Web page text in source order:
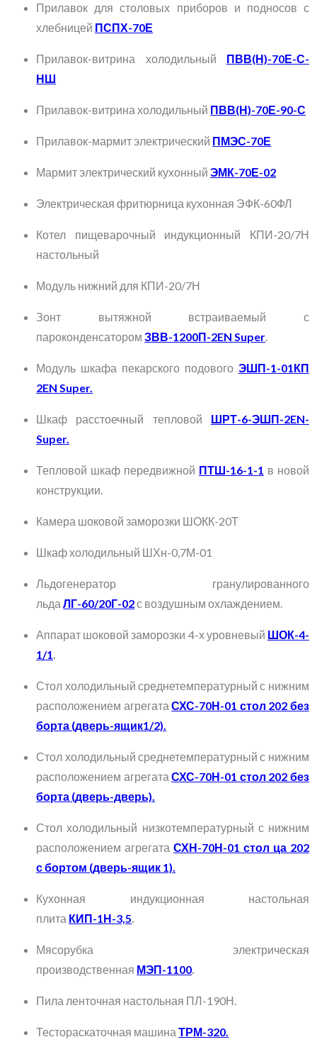
Прилавок для столовых приборов и подносов с
хлебницей ПСПХ-70Е
Прилавок-витрина холодильный ПВВ(Н)-70Е-С-
НШ
Прилавок-витрина холодильный ПВВ(Н)-70Е-90-С
Прилавок-мармит электрический ПМЭС-70Е
Мармит электрический кухонныйЭМК-70Е-02
Электрическая фритюрница кухонная ЭФК-60ФЛ
Котел пищеварочный индукционный КПИ-20/7Н
настольный
Модуль нижний для КПИ-20/7Н
Зонт вытяжной встраиваемый с
пароконденсаторомЗВВ-1200П-2EN Super.
Модуль шкафа пекарского подового ЭШП-1-01КП
2EN Super.
Шкаф расстоечный тепловой ШРТ-6-ЭШП-2EN-
Super.
Тепловой шкаф передвижной ПТШ-16-1-1 в новой
конструкции.
Камера шоковой заморозки ШОКК-20Т
Шкаф холодильный ШХн-0,7М-01
Льдогенератор гранулированного
льдаЛГ-60/20Г-02с воздушным охлаждением.
Аппарат шоковой заморозки 4-х уровневый ШОК-4-
1/1.
Стол холодильный среднетемпературный с нижним
расположением агрегатаСХС-70Н-01 стол 202 без
борта (дверь-ящик1/2).
Стол холодильный среднетемпературный с нижним
расположением агрегатаСХС-70Н-01 стол 202 без
борта (дверь-дверь).
Стол холодильный низкотемпературный с нижним
расположением агрегатаСХН-70Н-01 стол ца 202
с бортом (дверь-ящик 1).
Кухонная индукционная настольная
плита КИП-1Н-3,5.
Мясорубка электрическая
производственная МЭП-1100.
Пила ленточная настольная ПЛ-190Н.
Тестораскаточная машинаТРМ-320.